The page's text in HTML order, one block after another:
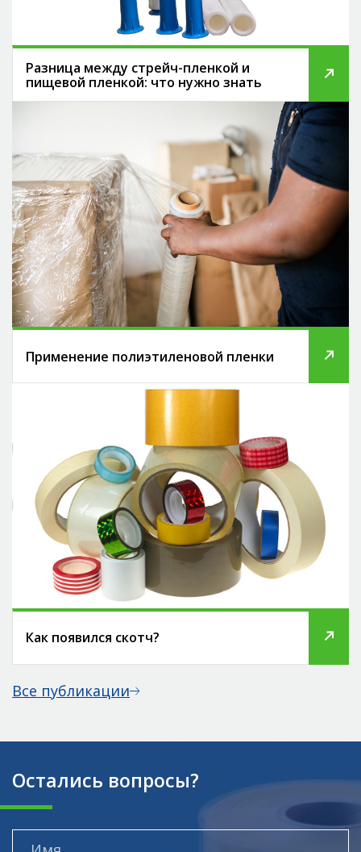
Разница между стрейч-пленкой и
пищевой пленкой: что нужно знать
Применение полиэтиленовой пленки
Как появился скотч?
Все публикации
Остались вопросы?